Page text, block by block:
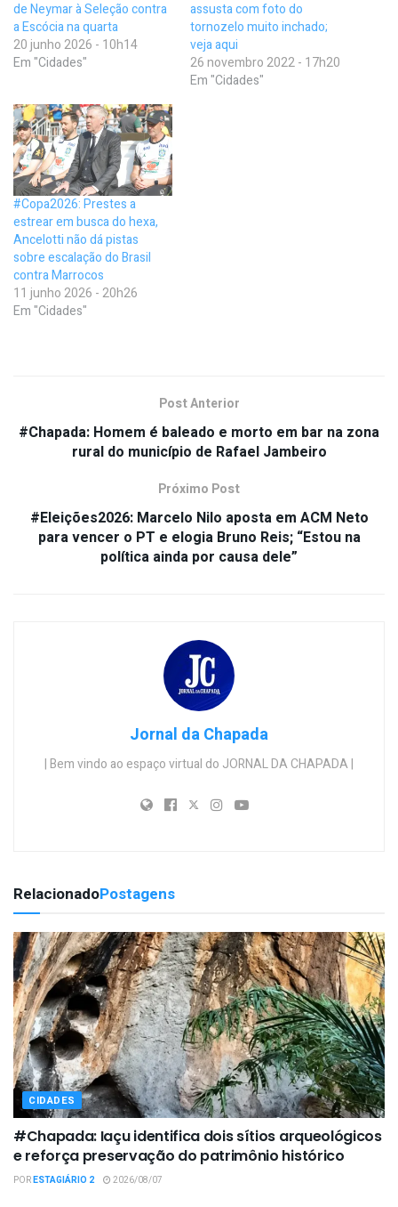
de Neymar à Seleção contra
a Escócia na quarta
20 junho 2026 - 10h14
Em "Cidades"
assusta com foto do
tornozelo muito inchado;
veja aqui
26 novembro 2022 - 17h20
Em "Cidades"
#Copa2026: Prestes a
estrear em busca do hexa,
Ancelotti não dá pistas
sobre escalação do Brasil
contra Marrocos
11 junho 2026 - 20h26
Em "Cidades"
Post Anterior
#Chapada: Homem é baleado e morto em bar na zona
rural do município de Rafael Jambeiro
Próximo Post
#Eleições2026: Marcelo Nilo aposta em ACM Neto
para vencer o PT e elogia Bruno Reis; “Estou na
política ainda por causa dele”
Jornal da Chapada
| Bem vindo ao espaço virtual do JORNAL DA CHAPADA |
RelacionadoPostagens
CIDADES
#Chapada: Iaçu identifica dois sítios arqueológicos
e reforça preservação do patrimônio histórico
PORESTAGIÁRIO 2 2026/08/07